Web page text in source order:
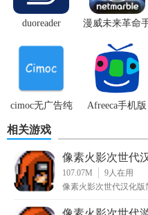
2. 丰富剧情模式：玩家可
故事，感受角色的成长与变
3. 多样挑战关卡：设置多
谜、收集等，让玩家充分体
都有独特的技能和特点。
【像素火影次世代内容】
duoreader
漫威未来革命
cimoc无广告纯
净版
Afreeca手机版
相关游戏
像素火影次世代
107.07M 9 人在用